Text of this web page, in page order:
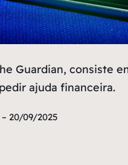
Guardian, consiste
ajuda financeira.
20/09/2025